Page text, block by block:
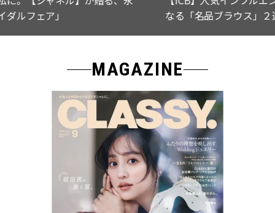
なる「名品ブラウス」２選
MAGAZINE